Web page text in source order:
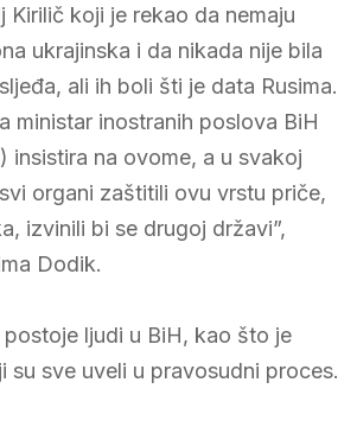
Kirilič koji je rekao da nemaju
ukrajinska i da nikada nije bila
ali ih boli šti je data Rusima.
ministar inostranih poslova BiH
insistira na ovome, a u svakoj
organi zaštitili ovu vrstu priče,
izvinili bi se drugoj državi”,
Dodik.
ljudi u BiH, kao što je
su sve uveli u pravosudni proces.